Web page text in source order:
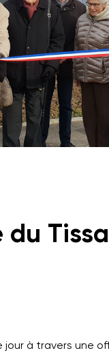
jour à travers une